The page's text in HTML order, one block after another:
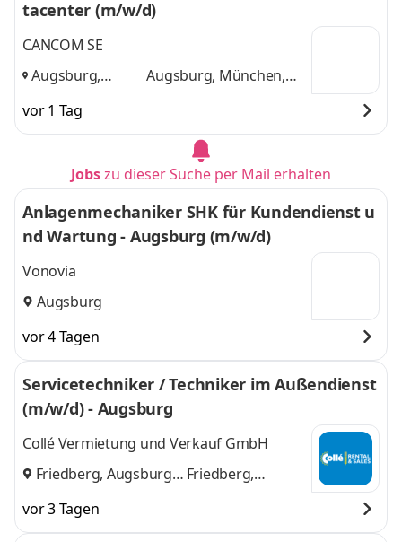
tacenter (m/w/d)
CANCOM SE
Augsburg,
Nürnberg
Augsburg, München,
vor 1 Tag
Jobszu dieser Suche per Mail erhalten
Anlagenmechaniker SHK für Kundendienst u
nd Wartung - Augsburg (m/w/d)
Vonovia
Augsburg
vor 4 Tagen
Servicetechniker / Techniker im Außendienst
(m/w/d) - Augsburg
Collé Vermietung und Verkauf GmbH
Friedberg, Augsburg
Friedberg,
vor 3 Tagen